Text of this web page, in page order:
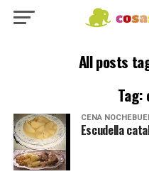
All posts
Tag:
CENA
Escudella